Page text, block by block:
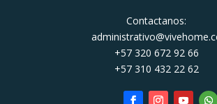
Contactanos:
+57 320 672 92 66
+57 310 432 22 62